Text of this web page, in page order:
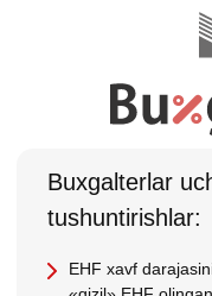
Buхgalterlar
tushuntirishlar:
EHF хavf